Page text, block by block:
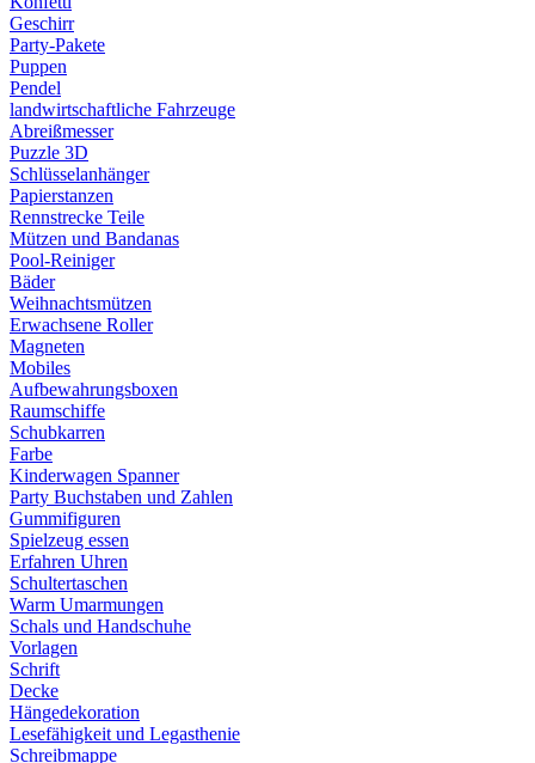
Geschirr
Party-Pakete
Puppen
Pendel
landwirtschaftliche Fahrzeuge
Abreißmesser
Puzzle 3D
Schlüsselanhänger
Papierstanzen
Rennstrecke Teile
Mützen und Bandanas
Pool-Reiniger
Bäder
Weihnachtsmützen
Erwachsene Roller
Magneten
Mobiles
Aufbewahrungsboxen
Raumschiffe
Schubkarren
Farbe
Kinderwagen Spanner
Party Buchstaben und Zahlen
Gummifiguren
Spielzeug essen
Erfahren Uhren
Schultertaschen
Warm Umarmungen
Schals und Handschuhe
Vorlagen
Schrift
Decke
Hängedekoration
Lesefähigkeit und Legasthenie
Schreibmappe